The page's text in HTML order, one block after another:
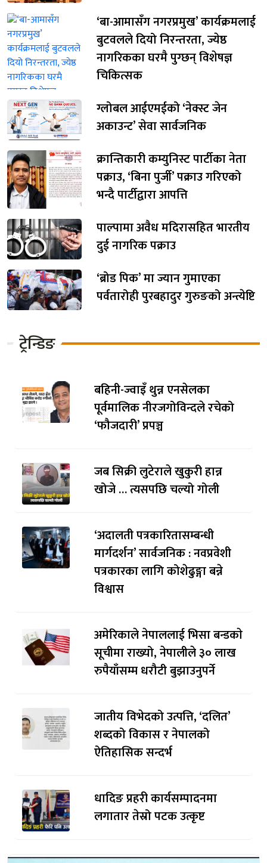
‘बा-आमासँग नगरप्रमुख’ कार्यक्रमलाई
बुटवलले दियो निरन्तरता, ज्येष्ठ
नागरिकका घरमै पुग्छन् विशेषज्ञ
चिकित्सक
ग्लोबल आईएमईको ‘नेक्स्ट जेन
अकाउन्ट’ सेवा सार्वजनिक
क्रान्तिकारी कम्युनिस्ट पार्टीका नेता
पक्राउ, ‘बिना पुर्जी’ पक्राउ गरिएको
भन्दै पार्टीद्वारा आपत्ति
पाल्पामा अवैध मदिरासहित भारतीय
दुई नागरिक पक्राउ
‘ब्रोड पिक’ मा ज्यान गुमाएका
पर्वतारोही पुरबहादुर गुरुङको अन्त्येष्टि
ट्रेन्डिङ
बहिनी-ज्वाइँ थुन्न एनसेलका
पूर्वमालिक नीरजगोविन्दले रचेको
‘फौजदारी’ प्रपञ्च
जब सिक्री लुटेराले खुकुरी हान्न
खोजे … त्यसपछि चल्यो गोली
‘अदालती पत्रकारितासम्बन्धी
मार्गदर्शन’ सार्वजनिक : नवप्रवेशी
पत्रकारका लागि कोशेढुङ्गा बन्ने
विश्वास
अमेरिकाले नेपाललाई भिसा बन्डकाे
सूचीमा राख्यो, नेपालीले ३० लाख
रुपैयाँसम्म धरौटी बुझाउनुपर्ने
जातीय विभेदको उत्पत्ति, ‘दलित’
शब्दको विकास र नेपालको
ऐतिहासिक सन्दर्भ
धादिङ प्रहरी कार्यसम्पादनमा
लगातार तेस्रो पटक उत्कृष्ट